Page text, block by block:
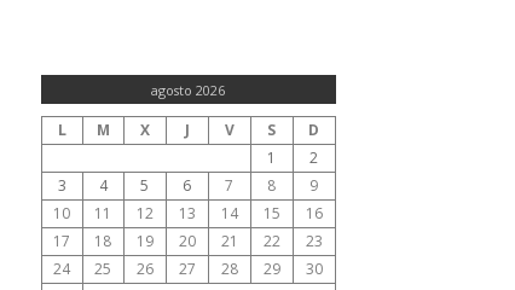
agosto 2026
L M X J V S
D
1
2
3
4 5 6 7 8
9
10
11 12 13 14 15
16
17
18 19 20 21 22
23
24
25 26 27 28 29
30